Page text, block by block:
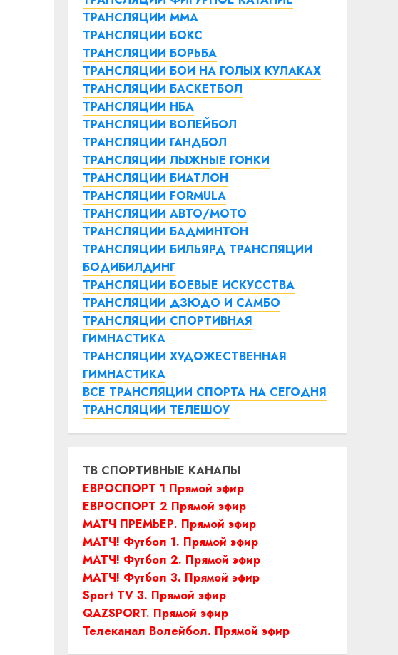
ТРАНСЛЯЦИИ ММА
ТРАНСЛЯЦИИ БОКС
ТРАНСЛЯЦИИ БОРЬБА
ТРАНСЛЯЦИИ БОИ НА ГОЛЫХ КУЛАКАХ
ТРАНСЛЯЦИИ БАСКЕТБОЛ
ТРАНСЛЯЦИИ НБА
ТРАНСЛЯЦИИ ВОЛЕЙБОЛ
ТРАНСЛЯЦИИ ГАНДБОЛ
ТРАНСЛЯЦИИ ЛЫЖНЫЕ ГОНКИ
ТРАНСЛЯЦИИ БИАТЛОН
ТРАНСЛЯЦИИ FORMULA
ТРАНСЛЯЦИИ АВТО/МОТО
ТРАНСЛЯЦИИ БАДМИНТОН
ТРАНСЛЯЦИИ БИЛЬЯРД ТРАНСЛЯЦИИ
БОДИБИЛДИНГ
ТРАНСЛЯЦИИ БОЕВЫЕ ИСКУССТВА
ТРАНСЛЯЦИИ ДЗЮДО И САМБО
ТРАНСЛЯЦИИ СПОРТИВНАЯ
ГИМНАСТИКА
ТРАНСЛЯЦИИ ХУДОЖЕСТВЕННАЯ
ГИМНАСТИКА
ВСЕ ТРАНСЛЯЦИИ СПОРТА НА СЕГОДНЯ
ТРАНСЛЯЦИИ ТЕЛЕШОУ
ТВ СПОРТИВНЫЕ КАНАЛЫ
ЕВРОСПОРТ 1 Прямой эфир
ЕВРОСПОРТ 2 Прямой эфир
МАТЧ ПРЕМЬЕР. Прямой эфир
МАТЧ! Футбол 1. Прямой эфир
МАТЧ! Футбол 2. Прямой эфир
МАТЧ! Футбол 3. Прямой эфир
Sport TV 3. Прямой эфир
QAZSPORT. Прямой эфир
Телеканал Волейбол. Прямой эфир